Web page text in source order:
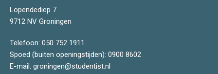
Lopendediep 7
9712 NV Groningen
Telefoon: 050 752 1911
Spoed (buiten openingstijden): 0900 8602
E-mail: groningen@studentist.nl